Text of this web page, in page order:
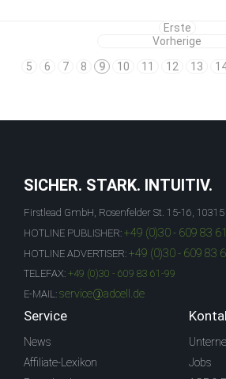
Erste
Vorherige
5
6 7 8 9 10 11 12 13
SICHER. STARK. INTUITIV.
Firstlead GmbH, Rosenfelder St. 15-16,
HOTLINE PUBLISHER: +49 (0)30 - 609 83
HOTLINE ADVERTISER: +49 (0)30 - 609 83
TELEFAX: +49 (0)30 - 609 83 61-99
E-MAIL: service@adcell.de
Service
News
Affiliate-Lexikon
Jobs